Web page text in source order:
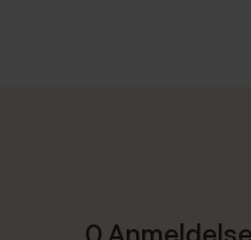
0 Anmeldelse